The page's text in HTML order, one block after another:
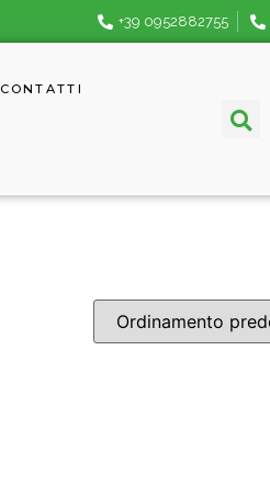
+39 0952882755
CONTATTI